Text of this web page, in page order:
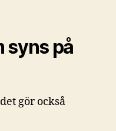
syns på
gör också